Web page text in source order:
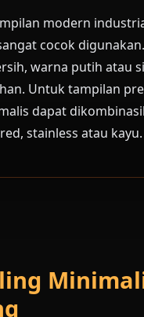
modern
cocok
warna putih atau
Untuk tampilan
dapat
stainless atau kayu.